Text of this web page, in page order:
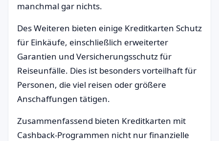
manchmal gar nichts.
Des Weiteren bieten einige Kreditkarten Schutz
für Einkäufe, einschließlich erweiterter
Garantien und Versicherungsschutz für
Reiseunfälle. Dies ist besonders vorteilhaft für
Personen, die viel reisen oder größere
Anschaffungen tätigen.
Zusammenfassend bieten Kreditkarten mit
Cashback-Programmen nicht nur finanzielle